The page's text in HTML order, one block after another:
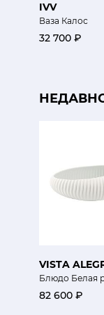
IVV
Ваза Калос
32 700 ₽
VISTA
Блюдо Белая
82 600 ₽